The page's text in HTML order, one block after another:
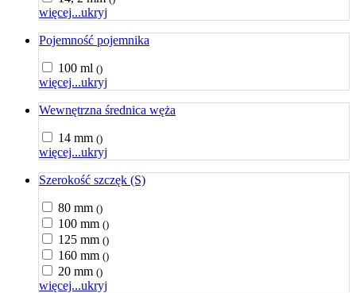
więcej...ukryj
Pojemność pojemnika
100 ml ()
więcej...ukryj
Wewnętrzna średnica węża
14 mm ()
więcej...ukryj
Szerokość szczęk (S)
80 mm ()
100 mm ()
125 mm ()
160 mm ()
20 mm ()
więcej...ukryj